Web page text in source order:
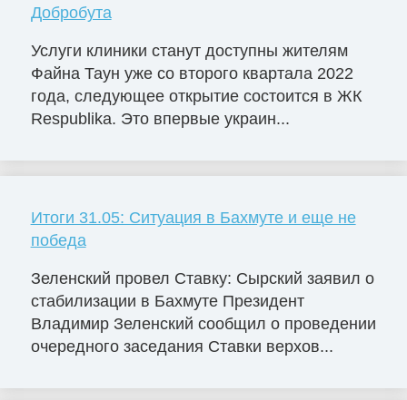
Добробута
Услуги клиники станут доступны жителям
Файна Таун уже со второго квартала 2022
года, следующее открытие состоится в ЖК
Respublika. Это впервые украин...
Итоги 31.05: Ситуация в Бахмуте и еще не
победа
Зеленский провел Ставку: Сырский заявил о
стабилизации в Бахмуте Президент
Владимир Зеленский сообщил о проведении
очередного заседания Ставки верхов...